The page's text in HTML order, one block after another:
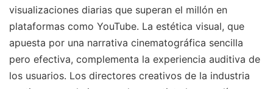
visualizaciones diarias que superan el millón en
plataformas como YouTube. La estética visual, que
apuesta por una narrativa cinematográfica sencilla
pero efectiva, complementa la experiencia auditiva de
los usuarios. Los directores creativos de la industria